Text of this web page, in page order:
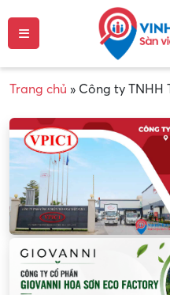
Trang chủ » Công ty TNHH